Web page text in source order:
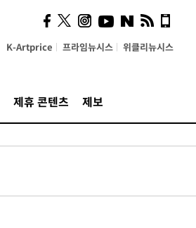
K-Artprice 프라임뉴시스 위클리뉴시스
제휴 콘텐츠 제보